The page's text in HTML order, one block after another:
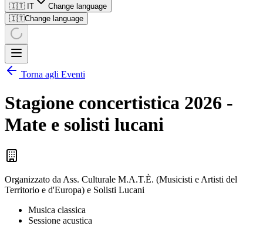
🇮🇹 IT
Change language
🇮🇹Change language
Torna agli Eventi
Stagione concertistica 2026 -
Mate e solisti lucani
Organizzato da Ass. Culturale M.A.T.È. (Musicisti e Artisti del
Territorio e d'Europa) e Solisti Lucani
Musica classica
Sessione acustica